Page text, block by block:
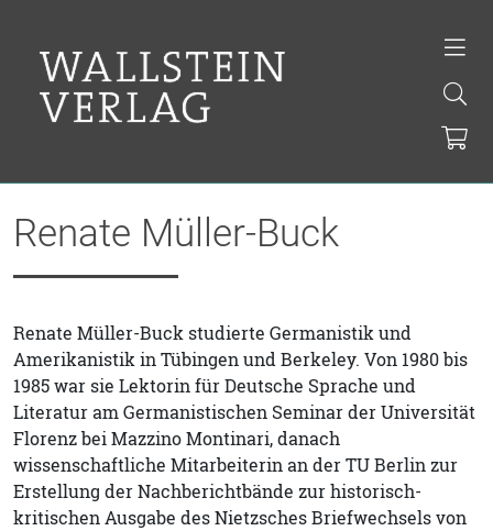
Renate Müller-Buck
Renate Müller-Buck studierte Germanistik und
Amerikanistik in Tübingen und Berkeley. Von 1980 bis
1985 war sie Lektorin für Deutsche Sprache und
Literatur am Germanistischen Seminar der Universität
Florenz bei Mazzino Montinari, danach
wissenschaftliche Mitarbeiterin an der TU Berlin zur
Erstellung der Nachberichtbände zur historisch-
kritischen Ausgabe des Nietzsches Briefwechsels von